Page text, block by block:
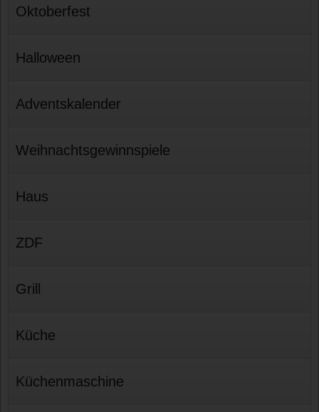
Oktoberfest
Halloween
Adventskalender
Weihnachtsgewinnspiele
Haus
ZDF
Grill
Küche
Küchenmaschine